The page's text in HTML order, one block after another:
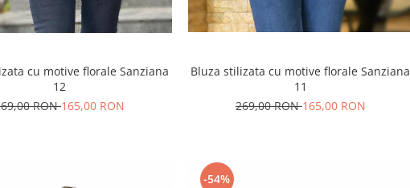
cu motive florale Sanziana
12
RON165,00 RON
Bluza stilizata cu motive florale Sanziana
11
269,00 RON165,00 RON
-54%